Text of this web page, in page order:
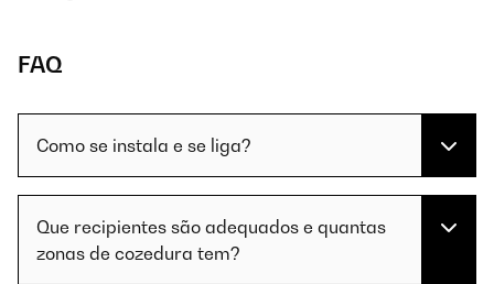
FAQ
Como se instala e se liga?
Que recipientes são adequados e quantas
zonas de cozedura tem?